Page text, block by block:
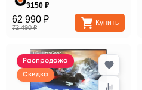
3150 ₽
62 990 ₽
72 490 ₽
Купить
Распродажа
Скидка